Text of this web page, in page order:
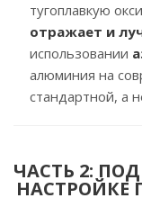
тугоплавкую
отражает и
использовании
алюминия на
стандартной, а
ЧАСТЬ 2:
НАСТРОЙКЕ